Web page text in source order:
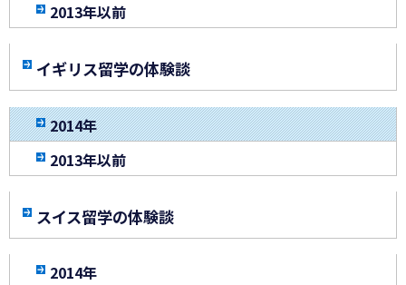
2013年以前
イギリス留学の体験談
2014年
2013年以前
スイス留学の体験談
2014年